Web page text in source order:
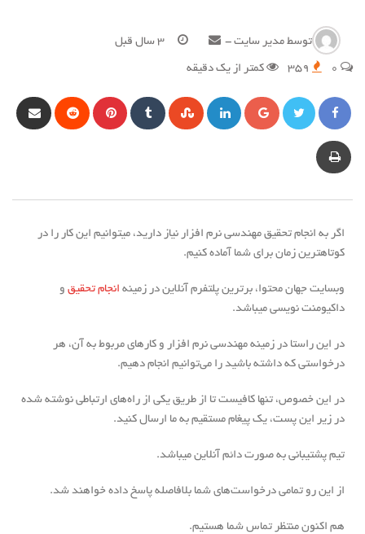
توسط مدیر سایت - 3 سال قبل
کمتر از یک دقیقه
اگر به انجام تحقیق مهندسی نرم افزار نیاز دارید، می‎توانیم این کار را در
کوتاه‎ترین زمان برای شما آماده کنیم.
وبسایت جهان محتوا، برترین پلتفرم آنلاین در زمینه انجام تحقیق و
داکیومنت نویسی می‎باشد.
در این راستا در زمینه مهندسی نرم افزار و کارهای مربوط به آن، هر
درخواستی که داشته باشید را می‌‏توانیم انجام دهیم.
در این خصوص، تنها کافیست تا از طریق یکی از راه‌های ارتباطی نوشته شده
در زیر این پست، یک پیغام مستقیم به ما ارسال کنید.
تیم پشتیبانی به صورت دائم آنلاین می‎باشد.
از این رو تمامی درخواست‏‌های شما بلافاصله پاسخ داده خواهند شد.
هم اکنون منتظر تماس شما هستیم.